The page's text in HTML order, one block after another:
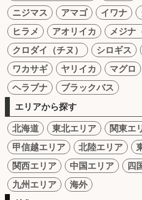
ニジマス
アマゴ イワナ
ヒラメ
アオリイカ
メジナ
クロダイ（チヌ）
シロギス
ワカサギ
ヤリイカ マグロ
ヘラブナ
ブラックバス
エリアから探す
北海道 東北エリア
関東エ
甲信越エリア
北陸エリア
関西エリア
中国エリア
四
九州エリア
海外